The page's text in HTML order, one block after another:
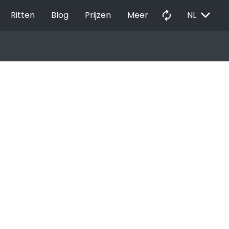
Ritten Blog Prijzen Meer autorenew NL EXPAND_MORE